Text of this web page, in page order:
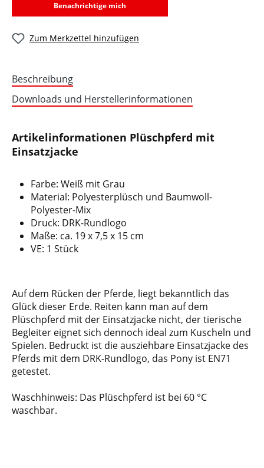
Benachrichtige mich
Zum Merkzettel hinzufügen
Beschreibung
Downloads und Herstellerinformationen
Artikelinformationen Plüschpferd mit
Einsatzjacke
Farbe: Weiß mit Grau
Material: Polyesterplüsch und Baumwoll-
Polyester-Mix
Druck: DRK-Rundlogo
Maße: ca. 19 x 7,5 x 15 cm
VE: 1 Stück
Auf dem Rücken der Pferde, liegt bekanntlich das
Glück dieser Erde. Reiten kann man auf dem
Plüschpferd mit der Einsatzjacke nicht, der tierische
Begleiter eignet sich dennoch ideal zum Kuscheln und
Spielen. Bedruckt ist die ausziehbare Einsatzjacke des
Pferds mit dem DRK-Rundlogo, das Pony ist EN71
getestet.
Waschhinweis: Das Plüschpferd ist bei 60 °C
waschbar.